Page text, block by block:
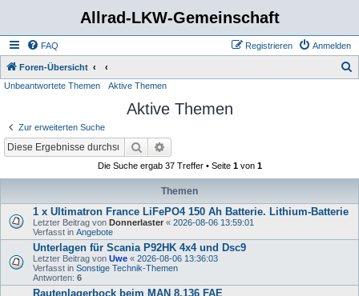
Allrad-LKW-Gemeinschaft
FAQ Anmelden
Registrieren
Foren-Übersicht
Unbeantwortete Themen Aktive Themen
Aktive Themen
Zur erweiterten Suche
Suche
Die Suche ergab 37 Treffer • Seite 1von 1
Themen
1 x Ultimatron France LiFePO4 150 Ah Batterie. Lithium-Batterie
Letzter Beitrag von Donnerlaster « 2026-08-06 13:59:01
Verfasst in Angebote
Unterlagen für Scania P92HK 4x4 und Dsc9
Letzter Beitrag von Uwe « 2026-08-06 13:36:03
Verfasst in Sonstige Technik-Themen
Antworten: 6
Rautenlagerbock beim MAN 8.136 FAE